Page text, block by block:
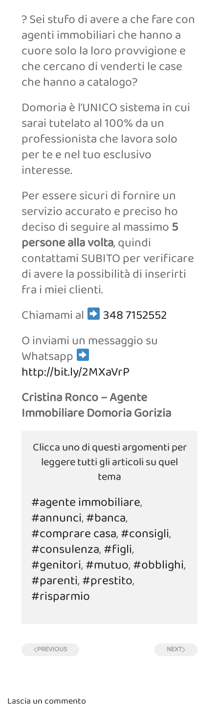
? Sei stufo di avere a che fare con
agenti immobiliari che hanno a
cuore solo la loro provvigione e
che cercano di venderti le case
che hanno a catalogo?
Domoria è l’UNICO sistema in cui
sarai tutelato al 100% da un
professionista che lavora solo
per te e nel tuo esclusivo
interesse.
Per essere sicuri di fornire un
servizio accurato e preciso ho
deciso di seguire al massimo5
persone alla volta, quindi
contattami SUBITO per verificare
di avere la possibilità di inserirti
fra i miei clienti.
Chiamami al
348 7152552
O inviami un messaggio su
Whatsapp
http://bit.ly/2MXaVrP
Cristina Ronco – Agente
Immobiliare Domoria Gorizia
Clicca uno di questi argomenti per
leggere tutti gli articoli su quel
tema
#agente immobiliare,
#annunci,#banca,
#comprare casa,#consigli,
#consulenza,#figli,
#genitori,#mutuo,#obblighi,
#parenti,#prestito,
#risparmio
PREVIOUS NEXT
Lascia un commento